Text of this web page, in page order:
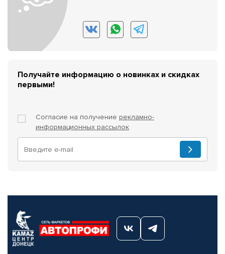
Получайте информацию о новинках и скидках
первыми!
Согласие на получение рекламно-
информационных рассылок